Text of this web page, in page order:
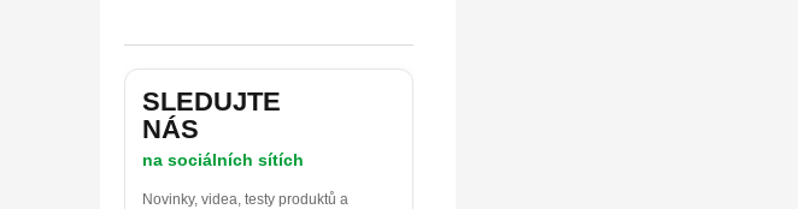
SLEDUJTE
NÁS
na sociálních sítích
Novinky, videa, testy produktů a